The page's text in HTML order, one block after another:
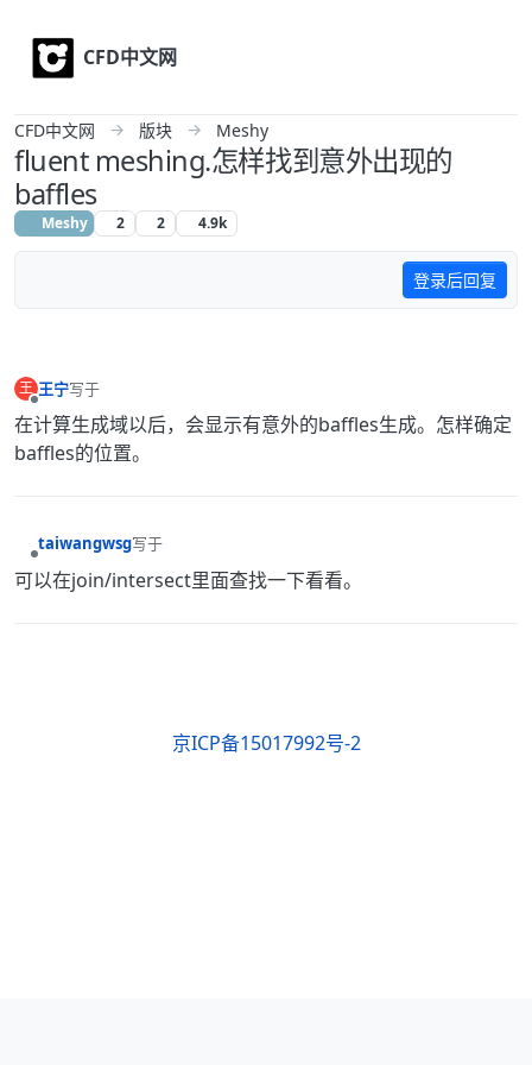
CFD中文网
CFD中文网 版块 Meshy
fluent meshing.怎样找到意外出现的
baffles
Meshy 2 2 4.9k
登录后回复
王
离线
王宁写于
最后由 编辑
在计算生成域以后，会显示有意外的baffles生成。怎样确定
baffles的位置。
taiwangwsg写于
最后由 编辑
可以在join/intersect里面查找一下看看。
京ICP备15017992号-2